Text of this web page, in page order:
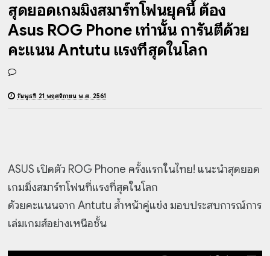
สุดยอดเกมมิ่งสมาร์ทโฟนยุคนี้ ต้อง
Asus ROG Phone เท่านั้น การันตีด้วย
คะแนน Antutu แรงที่สุดในโลก
วันพุธที่ 21 พฤศจิกายน พ.ศ. 2561
ASUS เปิดตัว ROG Phone ครั้งแรกในไทย! แนะนำสุดยอด
เกมมิ่งสมาร์ทโฟนที่แรงที่สุดในโลก
ด้วยคะแนนจาก Antutu ล้ำหน้าคู่แข่ง มอบประสบการณ์การ
เล่มเกมส์อย่างเหนือชั้น